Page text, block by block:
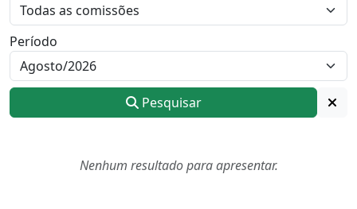
Período
Pesquisar
Nenhum resultado para apresentar.